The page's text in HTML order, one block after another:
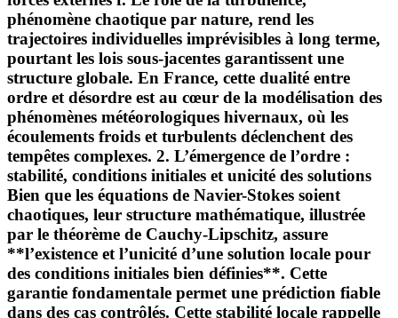
phénomène chaotique par nature, rend les
trajectoires individuelles imprévisibles à long terme,
pourtant les lois sous-jacentes garantissent une
structure globale. En France, cette dualité entre
ordre et désordre est au cœur de la modélisation des
phénomènes météorologiques hivernaux, où les
écoulements froids et turbulents déclenchent des
tempêtes complexes. 2. L’émergence de l’ordre :
stabilité, conditions initiales et unicité des solutions
Bien que les équations de Navier-Stokes soient
chaotiques, leur structure mathématique, illustrée
par le théorème de Cauchy-Lipschitz, assure
**l’existence et l’unicité d’une solution locale pour
des conditions initiales bien définies**. Cette
garantie fondamentale permet une prédiction fiable
dans des cas contrôlés. Cette stabilité locale rappelle